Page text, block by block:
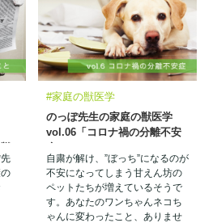
#家庭の獣医学
のっぽ先生の家庭の獣医学
vol.06「コロナ禍の分離不安
自粛が解け、”ぼっち”になるのが
不安になってしまう甘えん坊の
ペットたちが増えているそうで
す。あなたのワンちゃんネコち
ゃんに変わったこと、ありませ